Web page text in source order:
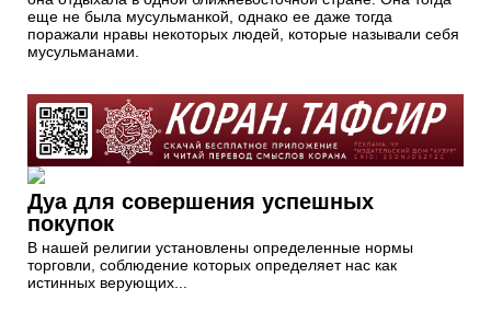
еще не была мусульманкой, однако ее даже тогда
поражали нравы некоторых людей, которые называли себя
мусульманами.
Дуа для совершения успешных
покупок
В нашей религии установлены определенные нормы
торговли, соблюдение которых определяет нас как
истинных верующих...